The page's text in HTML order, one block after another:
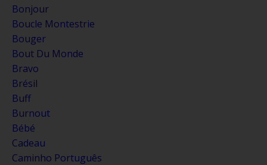
Bonjour
Boucle Montestrie
Bouger
Bout Du Monde
Bravo
Brésil
Buff
Burnout
Bébé
Cadeau
Caminho Português